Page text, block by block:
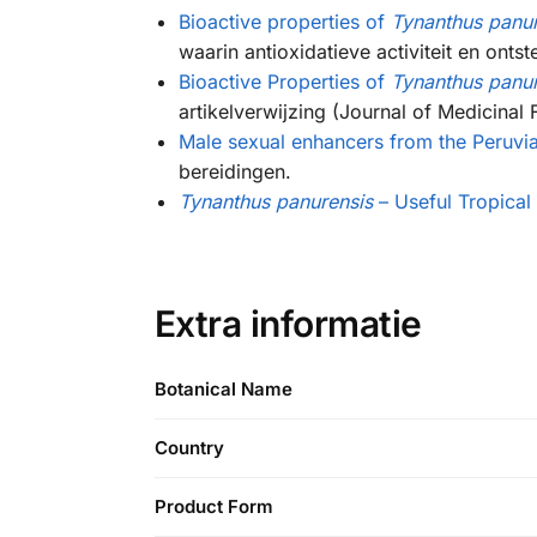
Bioactive properties of Tynanthus
waarin antioxidatieve activiteit en
Bioactive Properties of Tynanthus
artikelverwijzing (Journal of Medicinal
Male sexual enhancers from the
bereidingen.
Tynanthus panurensis– Useful Tropical
Extra informatie
Botanical Name
Country
Product Form